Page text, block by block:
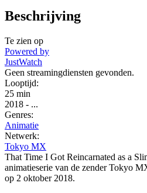
Beschrijving
Te zien op
Powered by
JustWatch
Geen streamingdiensten gevonden.
Looptijd:
25 min
2018 - ...
Genres:
Animatie
Netwerk:
Tokyo MX
That Time I Got Reincarnated as a
animatieserie van de zender Tokyo
op 2 oktober 2018.